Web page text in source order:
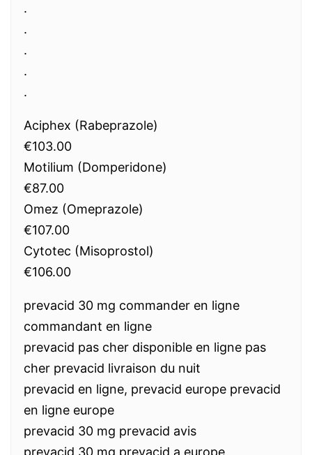
.
.
.
.
.
Aciphex (Rabeprazole)
€103.00
Motilium (Domperidone)
€87.00
Omez (Omeprazole)
€107.00
Cytotec (Misoprostol)
€106.00
prevacid 30 mg commander en ligne
commandant en ligne
prevacid pas cher disponible en ligne pas
cher prevacid livraison du nuit
prevacid en ligne, prevacid europe prevacid
en ligne europe
prevacid 30 mg prevacid avis
prevacid 30 mg prevacid a europe